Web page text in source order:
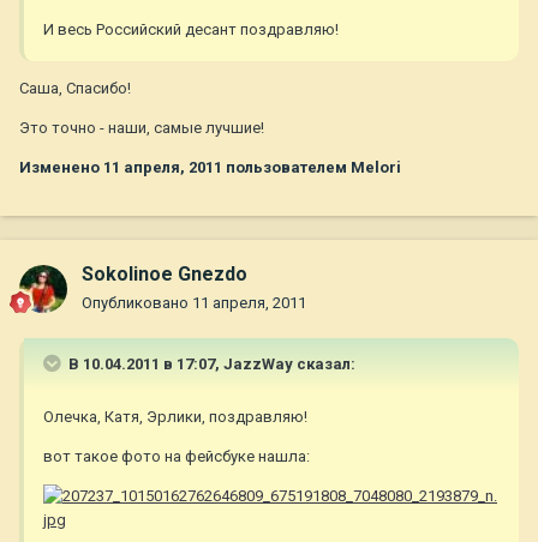
И весь Российский десант поздравляю!
Саша, Спасибо!
Это точно - наши, самые лучшие!
Изменено 11 апреля, 2011 пользователем Melori
Sokolinoe Gnezdo
Опубликовано 11 апреля, 2011
В 10.04.2011 в 17:07, JazzWay сказал:
Олечка, Катя, Эрлики, поздравляю!
вот такое фото на фейсбуке нашла: